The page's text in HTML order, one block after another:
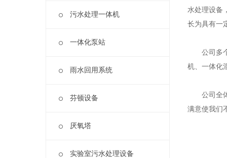
污水处理一体机
一体化泵站
雨水回用系统
芬顿设备
厌氧塔
实验室污水处理设备
水处理设备
长为具有一
公司多
机、一体化
公司全体
满意使我们